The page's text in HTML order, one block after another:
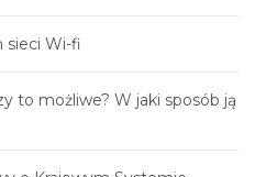
sieci Wi-fi
to możliwe? W jaki sposób ją